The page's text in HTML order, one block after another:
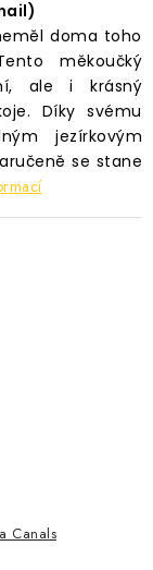
doma toho
měkoučký
ale i krásný
Díky svému
jezírkovým
se stane
Canals